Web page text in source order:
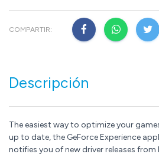
COMPARTIR:
Descripción
The easiest way to optimize your
up to date, the GeForce Experience
notifies you of new driver releases from